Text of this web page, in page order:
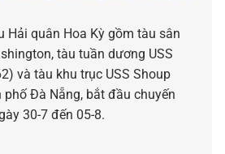
Hải quân Hoa Kỳ gồm tàu sân
tàu tuần dương USS
và tàu khu trục USS Shoup
phố Đà Nẵng, bắt đầu chuyến
30-7 đến 05-8.